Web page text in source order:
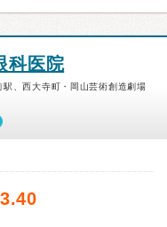
科医院
、西大寺町・岡山芸術創造劇場
3.40